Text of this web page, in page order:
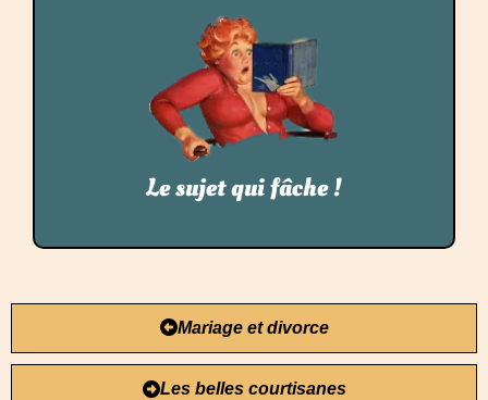
Le sujet qui fâche !
La jeune Athénienne était élevée comme le furent
nos « oies blanches » du XIX° siècle. Elle
apprenait les travaux ménagers, juste assez de
calcul pour tenir ses comptes et un peu la musique
pour charmer son époux.
Mariage et divorce
Les belles courtisanes